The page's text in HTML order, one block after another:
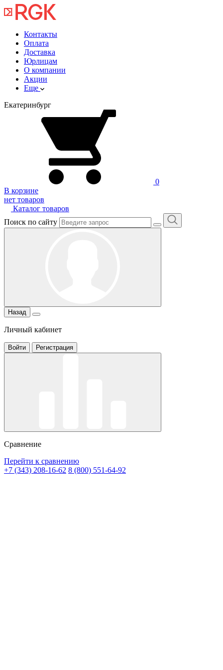
Контакты
Оплата
Доставка
Юрлицам
О компании
Акции
Еще
Екатеринбург
0
В корзине
нет товаров
Каталог товаров
Поиск по сайту
Назад
Личный кабинет
Войти Регистрация
Сравнение
Перейти к сравнению
+7 (343) 208-16-62 8 (800) 551-64-92